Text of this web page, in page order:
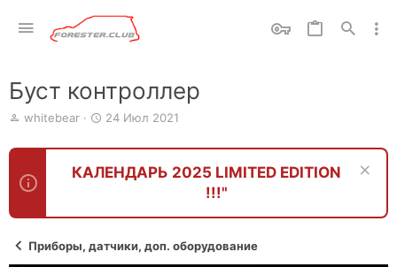
Буст контроллер
А
т
р
т
ы
whitebear
Д
т
а
н
л
24 Июл 2021
КАЛЕНДАРЬ 2025 LIMITED EDITION
!!!"
Приборы, датчики, доп. оборудование